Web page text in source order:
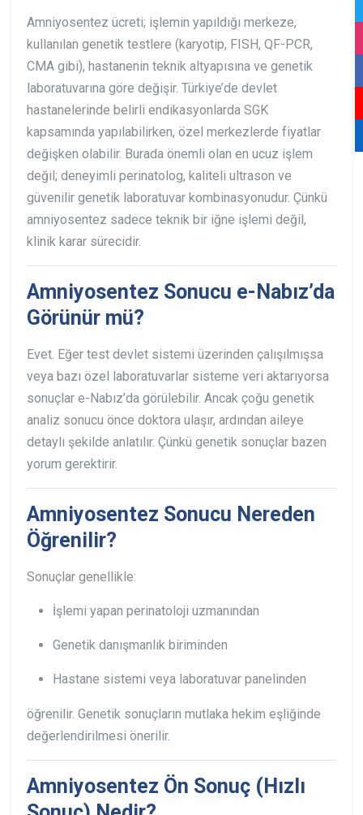
Amniyosentez ücreti; işlemin yapıldığı merkeze,
kullanılan genetik testlere (karyotip, FISH, QF-PCR,
CMA gibi), hastanenin teknik altyapısına ve genetik
laboratuvarına göre değişir. Türkiye’de devlet
hastanelerinde belirli endikasyonlarda SGK
kapsamında yapılabilirken, özel merkezlerde fiyatlar
değişken olabilir. Burada önemli olan en ucuz işlem
değil; deneyimli perinatolog, kaliteli ultrason ve
güvenilir genetik laboratuvar kombinasyonudur. Çünkü
amniyosentez sadece teknik bir iğne işlemi değil,
klinik karar sürecidir.
Amniyosentez Sonucu e-Nabız’da
Görünür mü?
Evet. Eğer test devlet sistemi üzerinden çalışılmışsa
veya bazı özel laboratuvarlar sisteme veri aktarıyorsa
sonuçlar e-Nabız’da görülebilir. Ancak çoğu genetik
analiz sonucu önce doktora ulaşır, ardından aileye
detaylı şekilde anlatılır. Çünkü genetik sonuçlar bazen
yorum gerektirir.
Amniyosentez Sonucu Nereden
Öğrenilir?
Sonuçlar genellikle:
İşlemi yapan perinatoloji uzmanından
Genetik danışmanlık biriminden
Hastane sistemi veya laboratuvar panelinden
öğrenilir. Genetik sonuçların mutlaka hekim eşliğinde
değerlendirilmesi önerilir.
Amniyosentez Ön Sonuç (Hızlı